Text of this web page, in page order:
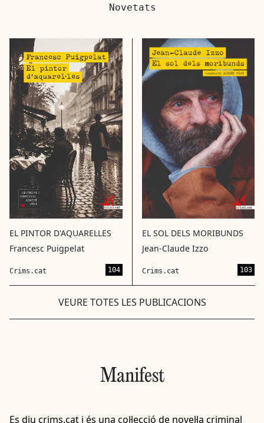
Novetats
EL PINTOR D'AQUAREL·LES
Francesc Puigpelat
Crims.cat 104
EL SOL DELS MORIBUNDS
Jean-Claude Izzo
Crims.cat 103
VEURE TOTES LES PUBLICACIONS
Manifest
Es diu crims.cat i és una col·lecció de novel·la criminal